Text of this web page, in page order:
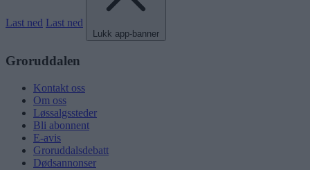
Last ned Last ned
Lukk app-banner
Groruddalen
Kontakt oss
Om oss
Løssalgssteder
Bli abonnent
E-avis
Groruddalsdebatt
Dødsannonser